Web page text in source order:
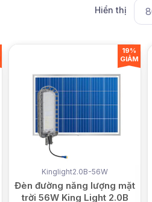
Hiển thị
Kinglight2.0B-56W
Đèn đường năng lượng mặt
trời 56W King Light 2.0B
19%
GIẢM